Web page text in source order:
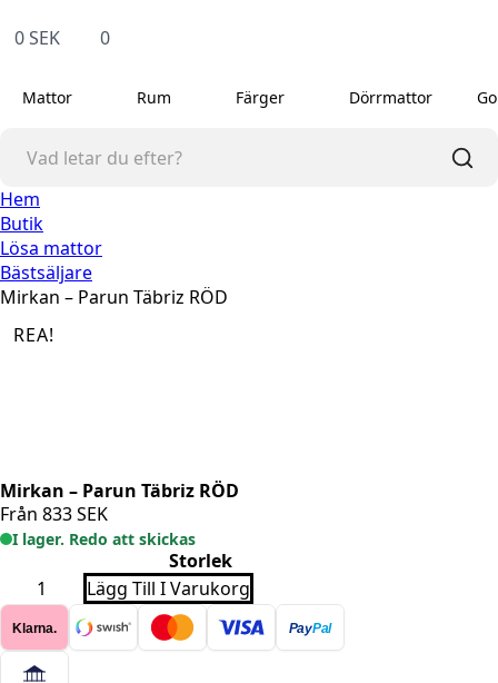
0SEK 0
Mattor Rum Färger Dörrmattor
Hem
Butik
Lösa mattor
Bästsäljare
Mirkan – Parun Täbriz RÖD
REA!
Mirkan – Parun Täbriz RÖD
Från 833SEK
I lager. Redo att skickas
Storlek
Mirkan
Parun
Täbriz
RÖD
mängd
Lägg Till I Varukorg
Klarna. PayPal